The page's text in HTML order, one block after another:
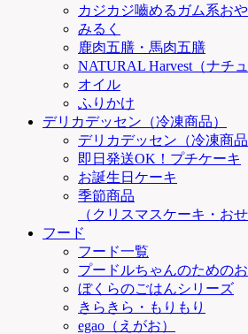
カジカジ嚙めるガム系お
みるく
鹿肉五膳・馬肉五膳
NATURAL Harvest（ナチ
オイル
ふりかけ
デリカデッセン（冷凍商品）
デリカデッセン（冷凍商
即日発送OK！プチケーキ
お誕生日ケーキ
季節商品
（クリスマスケーキ・おせ
フード
フード一覧
プードルちゃんのための
ぼくらのごはんシリーズ
きらきら・もりもり
egao（えがお）